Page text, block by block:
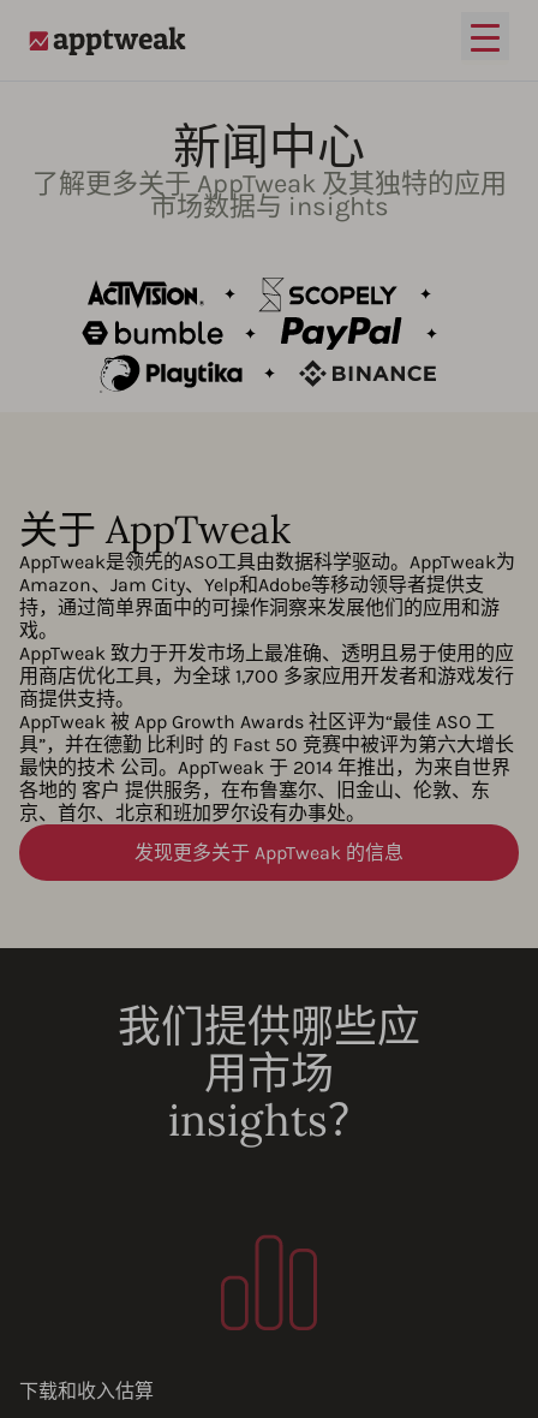
打开
新闻中心
了解更多关于 AppTweak 及其独特的应用
市场数据与 insights
关于 AppTweak
AppTweak是领先的ASO工具由数据科学驱动。AppTweak为
Amazon、Jam City、Yelp和Adobe等移动领导者提供支
持，通过简单界面中的可操作洞察来发展他们的应用和游
戏。
AppTweak 致力于开发市场上最准确、透明且易于使用的应
用商店优化工具，为全球 1,700 多家应用开发者和游戏发行
商提供支持。
AppTweak 被 App Growth Awards 社区评为“最佳 ASO 工
具”，并在德勤 比利时 的 Fast 50 竞赛中被评为第六大增长
最快的技术 公司。AppTweak 于 2014 年推出，为来自世界
各地的 客户 提供服务，在布鲁塞尔、旧金山、伦敦、东
京、首尔、北京和班加罗尔设有办事处。
发现更多关于 AppTweak 的信息
我们提供哪些应
用市场
insights？
下载和收入估算